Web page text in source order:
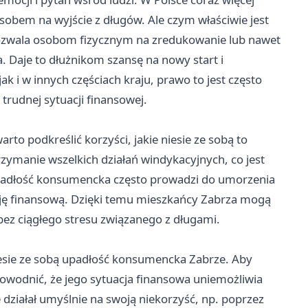
na wyjście z długów. Ale czym właściwie jest
osobom fizycznym na zredukowanie lub nawet
Daje to dłużnikom szansę na nowy start i
i w innych częściach kraju, prawo to jest często
sytuacji finansowej.
podkreślić korzyści, jakie niesie ze sobą to
wszelkich działań windykacyjnych, co jest
konsumencka często prowadzi do umorzenia
finansową. Dzięki temu mieszkańcy Zabrza mogą
ciągłego stresu związanego z długami.
ze sobą upadłość konsumencka Zabrze. Aby
że jego sytuacja finansowa uniemożliwia
umyślnie na swoją niekorzyść, np. poprzez